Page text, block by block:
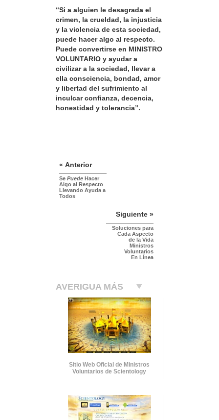
“Si a alguien le desagrada el
crimen, la crueldad, la injusticia
y la violencia de esta sociedad,
puede hacer algo al respecto.
Puede convertirse en MINISTRO
VOLUNTARIO y ayudar a
civilizar a la sociedad, llevar a
ella consciencia, bondad, amor
y libertad del sufrimiento al
inculcar confianza, decencia,
honestidad y tolerancia”.
« Anterior
Se Puede Hacer
Algo al Respecto
Llevando Ayuda a
Todos
Siguiente »
Soluciones para
Cada Aspecto
de la Vida
Ministros
Voluntarios
En Línea
AVERIGUA MÁS
Sitio Web Oficial de Ministros
Voluntarios de Scientology